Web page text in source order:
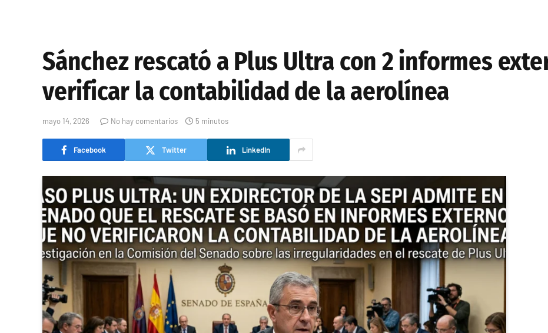
Sánchez rescató a Plus Ultra con 2 informes
verificar la contabilidad de la aerolínea
mayo 14, 2026 No hay comentarios 5 minutos
Facebook Twitter LinkedIn